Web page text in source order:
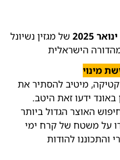
ינואר 2025
של מגזין נשיונל
הישראלית
מינוי
מיטיב להסתיר את
באונד ידעו זאת היטב.
האוצר הגדול ביותר
על משטח של קרח ימי
והתכוננו להודות